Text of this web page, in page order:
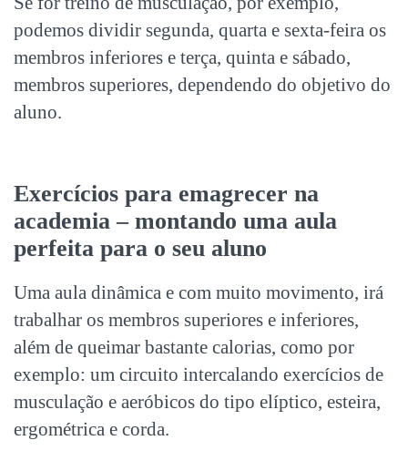
podemos dividir segunda, quarta e sexta-feira os
membros inferiores e terça, quinta e sábado,
membros superiores, dependendo do objetivo do
aluno.
Exercícios para emagrecer na
academia – montando uma aula
perfeita para o seu aluno
Uma aula dinâmica e com muito movimento, irá
trabalhar os membros superiores e inferiores,
além de queimar bastante calorias, como por
exemplo: um circuito intercalando exercícios de
musculação e aeróbicos do tipo elíptico, esteira,
ergométrica e corda.